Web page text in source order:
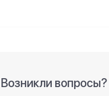
Возникли вопросы?